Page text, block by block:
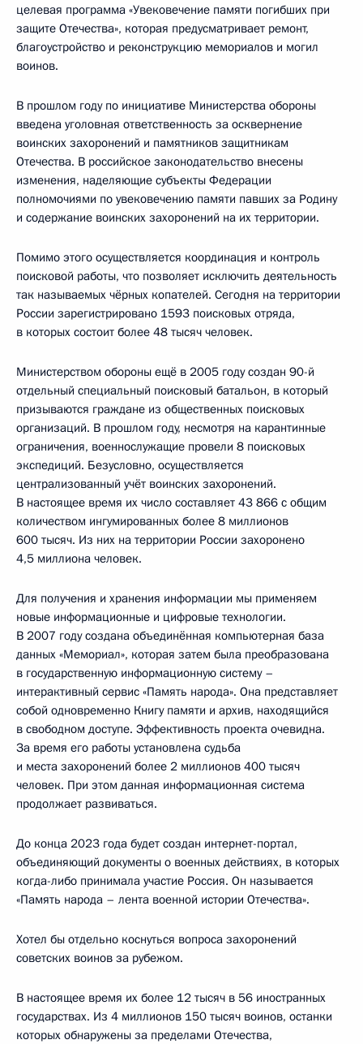
целевая программа «Увековечение памяти погибших при
защите Отечества», которая предусматривает ремонт,
благоустройство и реконструкцию мемориалов и могил
воинов.
В прошлом году по инициативе Министерства обороны
введена уголовная ответственность за осквернение
воинских захоронений и памятников защитникам
Отечества. В российское законодательство внесены
изменения, наделяющие субъекты Федерации
полномочиями по увековечению памяти павших за Родину
и содержание воинских захоронений на их территории.
Помимо этого осуществляется координация и контроль
поисковой работы, что позволяет исключить деятельность
так называемых чёрных копателей. Сегодня на территории
России зарегистрировано 1593 поисковых отряда,
в которых состоит более 48 тысяч человек.
Министерством обороны ещё в 2005 году создан 90-й
отдельный специальный поисковый батальон, в который
призываются граждане из общественных поисковых
организаций. В прошлом году, несмотря на карантинные
ограничения, военнослужащие провели 8 поисковых
экспедиций. Безусловно, осуществляется
централизованный учёт воинских захоронений.
В настоящее время их число составляет 43 866 с общим
количеством ингумированных более 8 миллионов
600 тысяч. Из них на территории России захоронено
4,5 миллиона человек.
Для получения и хранения информации мы применяем
новые информационные и цифровые технологии.
В 2007 году создана объединённая компьютерная база
данных «Мемориал», которая затем была преобразована
в государственную информационную систему –
интерактивный сервис «Память народа». Она представляет
собой одновременно Книгу памяти и архив, находящийся
в свободном доступе. Эффективность проекта очевидна.
За время его работы установлена судьба
и места захоронений более 2 миллионов 400 тысяч
человек. При этом данная информационная система
продолжает развиваться.
До конца 2023 года будет создан интернет-портал,
объединяющий документы о военных действиях, в которых
когда-либо принимала участие Россия. Он называется
«Память народа – лента военной истории Отечества».
Хотел бы отдельно коснуться вопроса захоронений
советских воинов за рубежом.
В настоящее время их более 12 тысяч в 56 иностранных
государствах. Из 4 миллионов 150 тысяч воинов, останки
которых обнаружены за пределами Отечества,